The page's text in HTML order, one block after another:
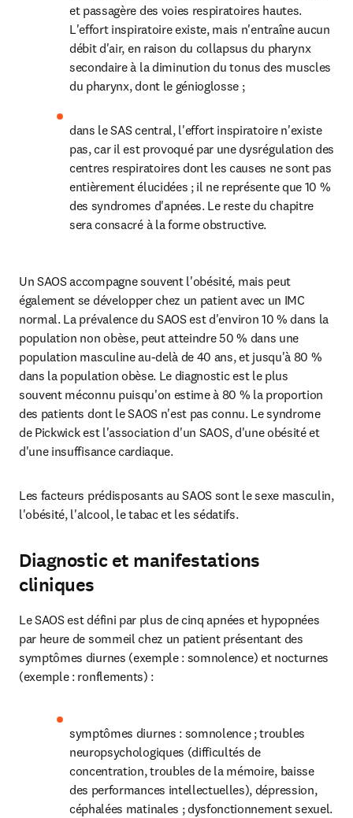
et passagère des voies respiratoires hautes.
L'effort inspiratoire existe, mais n'entraîne aucun
débit d'air, en raison du collapsus du pharynx
secondaire à la diminution du tonus des muscles
du pharynx, dont le génioglosse ;
dans le SAS central, l'effort inspiratoire n'existe
pas, car il est provoqué par une dysrégulation des
centres respiratoires dont les causes ne sont pas
entièrement élucidées ; il ne représente que 10 %
des syndromes d'apnées. Le reste du chapitre
sera consacré à la forme obstructive.
Un SAOS accompagne souvent l'obésité, mais peut
également se développer chez un patient avec un IMC
normal. La prévalence du SAOS est d'environ 10 % dans la
population non obèse, peut atteindre 50 % dans une
population masculine au-delà de 40 ans, et jusqu'à 80 %
dans la population obèse. Le diagnostic est le plus
souvent méconnu puisqu'on estime à 80 % la proportion
des patients dont le SAOS n'est pas connu. Le syndrome
de Pickwick est l'association d'un SAOS, d'une obésité et
d'une insuffisance cardiaque.
Les facteurs prédisposants au SAOS sont le sexe masculin,
l'obésité, l'alcool, le tabac et les sédatifs.
Diagnostic et manifestations
cliniques
Le SAOS est défini par plus de cinq apnées et hypopnées
par heure de sommeil chez un patient présentant des
symptômes diurnes (exemple : somnolence) et nocturnes
(exemple : ronflements) :
symptômes diurnes : somnolence ; troubles
neuropsychologiques (difficultés de
concentration, troubles de la mémoire, baisse
des performances intellectuelles), dépression,
céphalées matinales ; dysfonctionnement sexuel.